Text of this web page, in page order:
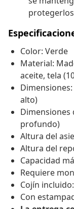
Color: Verde
Material:
aceite, tela
alto)
Dimensiones
profundo)
Altura del
Altura del
Capacidad
Requiere
Cojín
Con